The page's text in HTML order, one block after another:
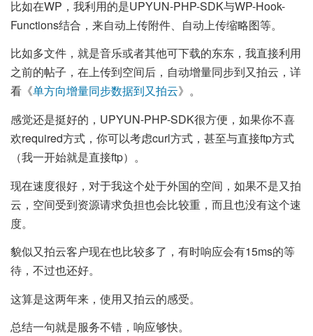
比如在WP，我利用的是UPYUN-PHP-SDK与WP-Hook-
Functions结合，来自动上传附件、自动上传缩略图等。
比如多文件，就是音乐或者其他可下载的东东，我直接利用
之前的帖子，在上传到空间后，自动增量同步到又拍云，详
看《单方向增量同步数据到又拍云》。
感觉还是挺好的，UPYUN-PHP-SDK很方便，如果你不喜
欢required方式，你可以考虑curl方式，甚至与直接ftp方式
（我一开始就是直接ftp）。
现在速度很好，对于我这个处于外国的空间，如果不是又拍
云，空间受到资源请求负担也会比较重，而且也没有这个速
度。
貌似又拍云客户现在也比较多了，有时响应会有15ms的等
待，不过也还好。
这算是这两年来，使用又拍云的感受。
总结一句就是服务不错，响应够快。